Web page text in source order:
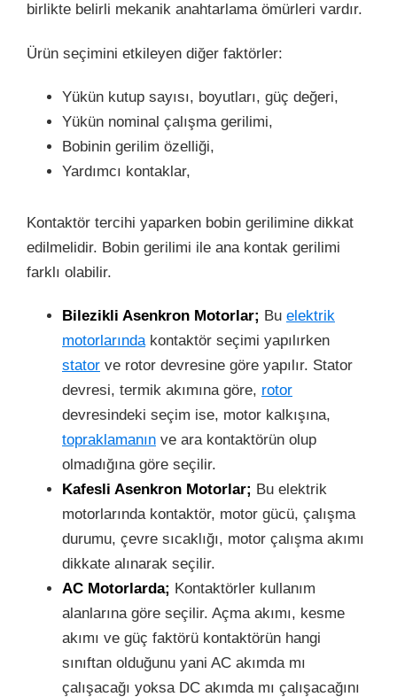
birlikte belirli mekanik anahtarlama ömürleri vardır.
Ürün seçimini etkileyen diğer faktörler:
Yükün kutup sayısı, boyutları, güç değeri,
Yükün nominal çalışma gerilimi,
Bobinin gerilim özelliği,
Yardımcı kontaklar,
Kontaktör tercihi yaparken bobin gerilimine dikkat
edilmelidir. Bobin gerilimi ile ana kontak gerilimi
farklı olabilir.
Bilezikli Asenkron Motorlar; Bu elektrik
motorlarındakontaktör seçimi yapılırken
stator ve rotor devresine göre yapılır. Stator
devresi, termik akımına göre, rotor
devresindeki seçim ise, motor kalkışına,
topraklamanın ve ara kontaktörün olup
olmadığına göre seçilir.
Kafesli Asenkron Motorlar; Bu elektrik
motorlarında kontaktör, motor gücü, çalışma
durumu, çevre sıcaklığı, motor çalışma akımı
dikkate alınarak seçilir.
AC Motorlarda; Kontaktörler kullanım
alanlarına göre seçilir. Açma akımı, kesme
akımı ve güç faktörü kontaktörün hangi
sınıftan olduğunu yani AC akımda mı
çalışacağı yoksa DC akımda mı çalışacağını